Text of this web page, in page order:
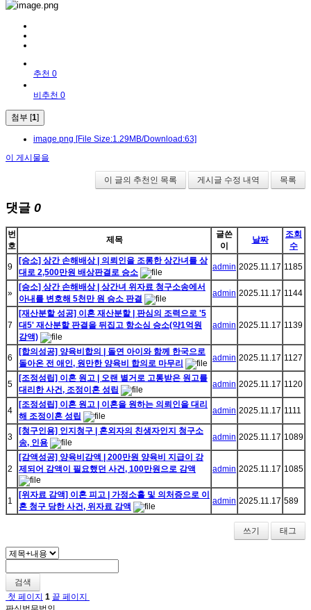
추천 0
비추천 0
첨부 [1]
image.png [File Size:1.29MB/Download:63]
이 게시물을
이 글의 추천인 목록 게시글 수정 내역 목록
댓글 0
번
호
제목
글쓴
이
날짜
조회
수
9
[승소] 상간 손해배상 | 의뢰인을 조롱한 상간녀를 상
대로 2,500만원 배상판결로 승소
admin 2025.11.17 1185
»
[승소] 상간 손해배상 | 상간녀 위자료 청구소송에서
아내를 변호해 5천만 원 승소 판결
admin 2025.11.17 1144
7
[재산분할 성공] 이혼 재산분할 | 판심의 조력으로 '5
대5' 재산분할 판결을 뒤집고 항소심 승소(약1억원
감액)
admin 2025.11.17 1139
6
[합의성공] 양육비합의 | 돌연 아이와 함께 한국으로
돌아온 전 애인, 원만한 양육비 합의로 마무리
admin 2025.11.17 1127
5
[조정성립] 이혼 원고 | 오랜 별거로 고통받은 원고를
대리한 사건, 조정이혼 성립
admin 2025.11.17 1120
4
[조정성립] 이혼 원고 | 이혼을 원하는 의뢰인을 대리
해 조정이혼 성립
admin 2025.11.17 1111
3
[청구인용] 인지청구 | 혼외자의 친생자인지 청구소
송, 인용
admin 2025.11.17 1089
2
[감액성공] 양육비감액 | 200만원 양육비 지급이 강
제되어 감액이 필요했던 사건, 100만원으로 감액
admin 2025.11.17 1085
1
[위자료 감액] 이혼 피고 | 가정소홀 및 의처증으로 이
혼 청구 당한 사건, 위자료 감액
admin 2025.11.17 589
쓰기 태그
검색
첫 페이지 1 끝 페이지